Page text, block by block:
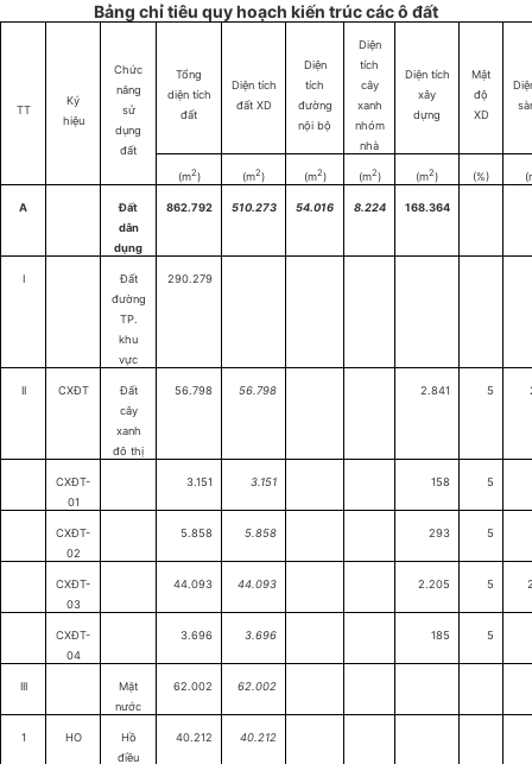
Bảng chỉ tiêu quy hoạch kiến trúc các ô đất
TT
Ký
hiệu
Chức
năng
sử
dụng
đất
Tổng
diện tích
đất
Diện tích
đất XD
Diện
tích
đường
nội bộ
Diện
tích
cây
xanh
nhóm
nhà
Diện tích
xây
dựng
Mật
độ
XD
(m2) (m2) (m2) (m2) (m2) (%)
A
Đất
dân
dụng
862.792 510.273 54.016 8.224 168.364
I
Đất
đường
TP.
khu
vực
290.279
II CXĐT
Đất
cây
xanh
đô thị
56.798 56.798 2.841 5
CXĐT-
01
3.151 3.151 158 5
CXĐT-
02
5.858 5.858 293 5
CXĐT-
03
44.093 44.093 2.205 5
CXĐT-
04
3.696 3.696 185 5
III
Mặt
nước
62.002 62.002
1 HO
Hồ
điều
40.212 40.212